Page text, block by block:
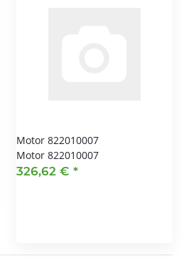
Motor 822010007
Motor 822010007
326,62 € *